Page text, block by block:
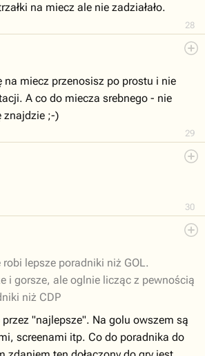
28
na miecz ale nie zadziałało.
29
na miecz przenosisz po prostu i nie
A co do miecza srebnego - nie
znajdzie ;-)
30
robi lepsze poradniki niż GOL.
i gorsze, ale oglnie licząc z pewnością
niż CDP
"najlepsze". Na golu owszem są
screenami itp. Co do poradnika do